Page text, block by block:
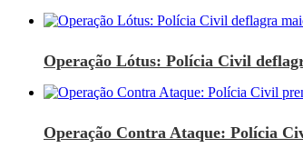
Operação Lótus: Polícia Civil
Operação Contra Ataque: Polícia